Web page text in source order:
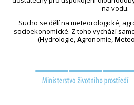
na vodu.
Sucho se dělí na meteorologické,
socioekonomické. Z toho vychází
(Hydrologie,Agronomie, M